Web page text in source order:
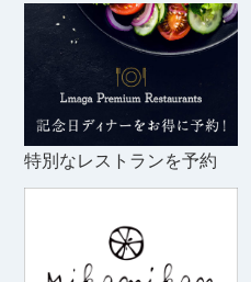
特別なレストランを予約